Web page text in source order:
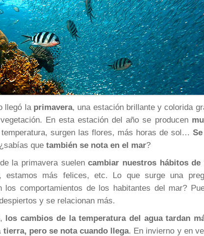
llegó la primavera, una estación brillante y colorida
En esta estación del año se producen
surgen las flores, más horas de sol…
que también se nota en el mar?
la primavera suelencambiar nuestros hábitos de
estamos más felices, etc. Lo que surge una
los comportamientos de los habitantes del mar?
y se relacionan más.
los cambios de la temperatura del agua tardan
tierra, pero se nota cuando llega. En invierno y en